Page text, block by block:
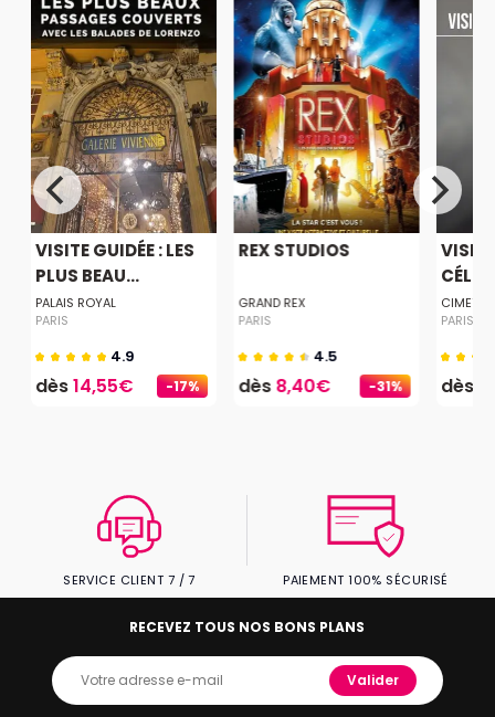
-17%
VISITE GUIDÉE : LES
PLUS BEAU...
PALAIS ROYAL
PARIS
4.9
dès14,55€ -31%
REX STUDIOS
GRAND REX
PARIS
4.5
dès8,40€
PARIS
dès
SERVICE CLIENT 7 / 7 PAIEMENT 100% SÉCURISÉ
RECEVEZ TOUS NOS BONS PLANS
Valider